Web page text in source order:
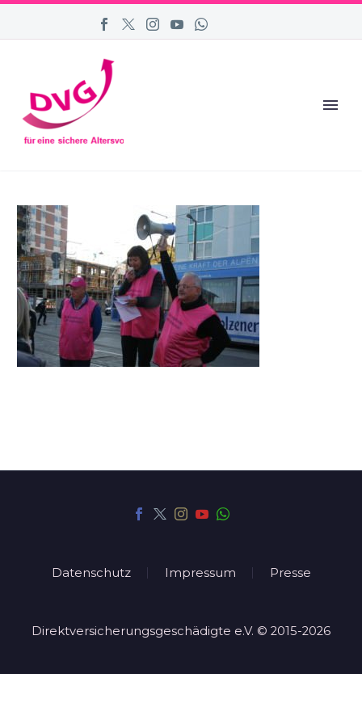
Datenschutz Impressum Presse
Direktversicherungsgeschädigte e.V. © 2015-2026